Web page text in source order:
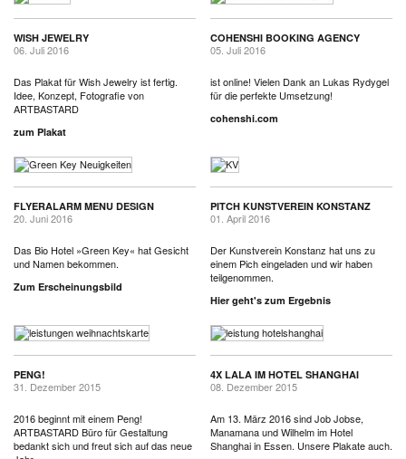
WISH JEWELRY
06. Juli 2016
Das Plakat für Wish Jewelry ist fertig.
Idee, Konzept, Fotografie von
ARTBASTARD
zum Plakat
COHENSHI BOOKING AGENCY
05. Juli 2016
ist online! Vielen Dank an Lukas Rydygel
für die perfekte Umsetzung!
cohenshi.com
FLYERALARM MENU DESIGN
20. Juni 2016
Das Bio Hotel »Green Key« hat Gesicht
und Namen bekommen.
Zum Erscheinungsbild
PITCH KUNSTVEREIN KONSTANZ
01. April 2016
Der Kunstverein Konstanz hat uns zu
einem Pich eingeladen und wir haben
teilgenommen.
Hier geht's zum Ergebnis
PENG!
31. Dezember 2015
2016 beginnt mit einem Peng!
ARTBASTARD Büro für Gestaltung
bedankt sich und freut sich auf das neue
4X LALA IM HOTEL SHANGHAI
08. Dezember 2015
Am 13. März 2016 sind Job Jobse,
Manamana und Wilhelm im Hotel
Shanghai in Essen. Unsere Plakate auch.